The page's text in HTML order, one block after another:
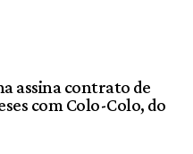
assina contrato de
com Colo-Colo, do